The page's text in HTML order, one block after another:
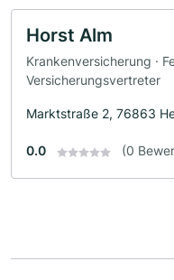
Horst Alm
Krankenversicherung ·
Versicherungsvertreter
Marktstraße 2, 76863
0.0 (0